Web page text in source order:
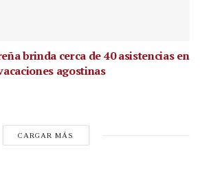
brinda cerca de 40 asistencias en
agostinas
CARGAR MÁS